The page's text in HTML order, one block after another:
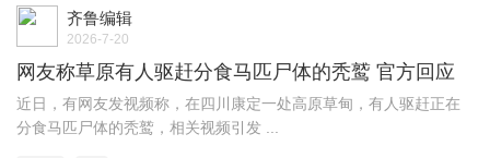
齐鲁编辑
2026-7-20
网友称草原有人驱赶分食马匹尸体的秃鹫 官方回应
近日，有网友发视频称，在四川康定一处高原草甸，有人驱赶正在
分食马匹尸体的秃鹫，相关视频引发 ...